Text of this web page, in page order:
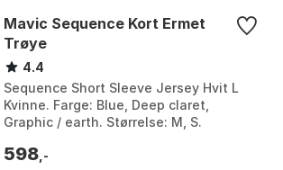
Mavic Sequence Kort Ermet
Trøye
4.4
Sequence Short Sleeve Jersey Hvit L
Kvinne. Farge: Blue, Deep claret,
Graphic / earth. Størrelse: M, S.
598 ,-